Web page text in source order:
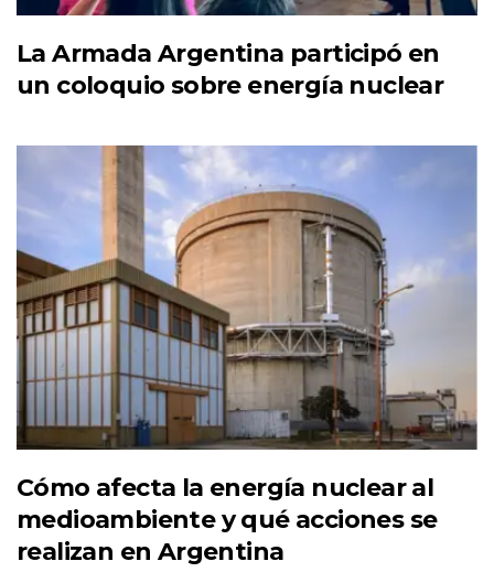
La Armada Argentina participó en
un coloquio sobre energía nuclear
Cómo afecta la energía nuclear al
medioambiente y qué acciones se
realizan en Argentina